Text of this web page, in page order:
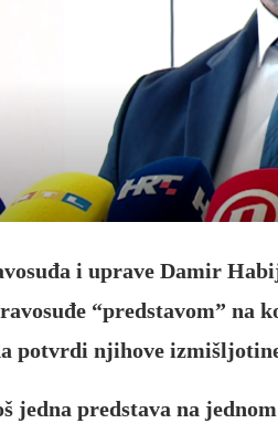
i uprave Damir
“predstavom” na
potvrdi njihove
jedna predstava na